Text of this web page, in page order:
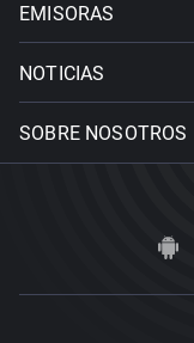
EMISORAS
NOTICIAS
SOBRE NOSOTROS